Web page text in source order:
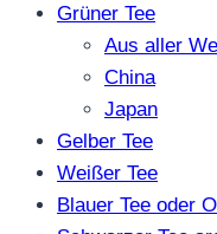
Grüner Tee
Aus aller
China
Japan
Gelber Tee
Weißer Tee
Blauer Tee oder